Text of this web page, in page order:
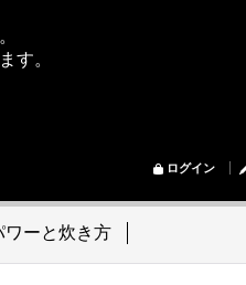
す。
ログイン
ワーと炊き方